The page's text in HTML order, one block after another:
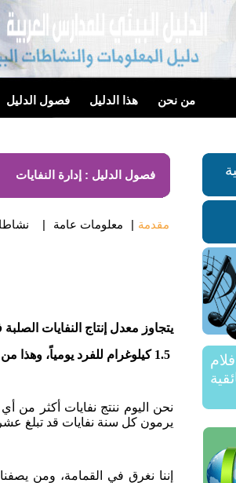
من نحن هذا الدليل فصول الدليل
فصول الدليل : إدارة النفايات
| معلومات عامة | مقدمة
يتجاوز معدل إنتاج النفايات
1.5 كيلوغرام للفرد يومياً، وهذا من أعلى المعدلات في العالم
نحن اليوم ننتج نفايات أكثر
يرمون كل سنة نفايات قد تبلغ
إننا نغرق في القمامة، ومن
افلام